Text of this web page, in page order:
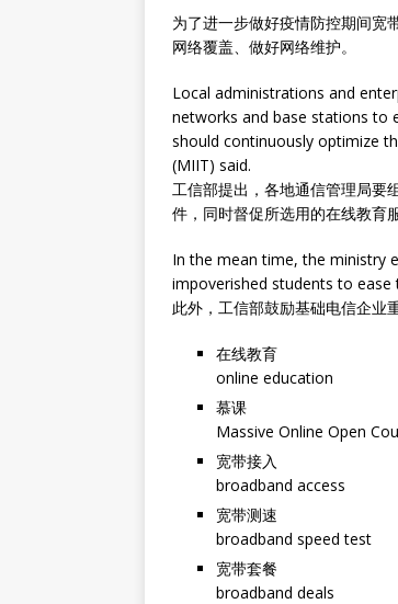
为了进一步做好疫情防控期间宽
网络覆盖、做好网络维护。
Local administrations and
networks and base stations to
should continuously optimize
(MIIT) said.
工信部提出，各地通信管理局要
件，同时督促所选用的在线教育
In the mean time, the ministry
impoverished students to
此外，工信部鼓励基础电信企业
在线教育
online education
慕课
Massive Online Open
宽带接入
broadband access
宽带测速
broadband speed test
宽带套餐
broadband deals